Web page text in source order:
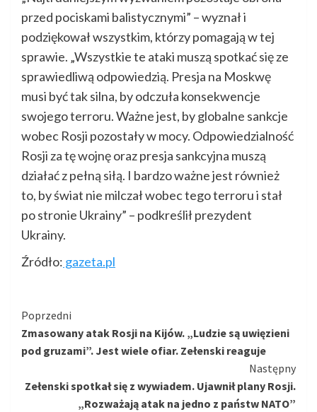
przed pociskami balistycznymi” – wyznał i
podziękował wszystkim, którzy pomagają w tej
sprawie. „Wszystkie te ataki muszą spotkać się ze
sprawiedliwą odpowiedzią. Presja na Moskwę
musi być tak silna, by odczuła konsekwencje
swojego terroru. Ważne jest, by globalne sankcje
wobec Rosji pozostały w mocy. Odpowiedzialność
Rosji za tę wojnę oraz presja sankcyjna muszą
działać z pełną siłą. I bardzo ważne jest również
to, by świat nie milczał wobec tego terroru i stał
po stronie Ukrainy” – podkreślił prezydent
Ukrainy.
Źródło: gazeta.pl
Kontynuuj
czytanie
Poprzedni
Zmasowany atak Rosji na Kijów. „Ludzie są uwięzieni
pod gruzami”. Jest wiele ofiar. Zełenski reaguje
Następny
Zełenski spotkał się z wywiadem. Ujawnił plany Rosji.
„Rozważają atak na jedno z państw NATO”